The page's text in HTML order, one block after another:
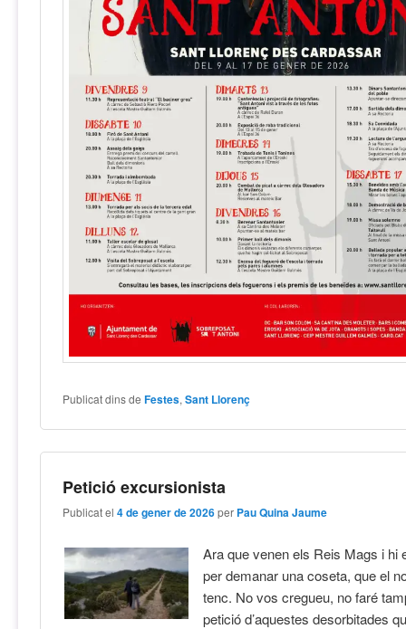
Publicat dins de Festes,Sant Llorenç
Petició excursionista
Publicat el4 de gener de 2026 per Pau Quina Jaume
Ara que venen els Reis Mags i hi
per demanar una coseta, que el
tenc. No vos cregueu, no faré
petició d’aquestes desorbitades